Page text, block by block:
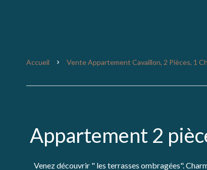
Accueil Vente Appartement Cavaillon, 2 Pièces, 1
Appartement 2
Venez découvrir " les terrasses ombragées".